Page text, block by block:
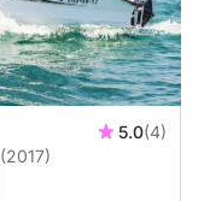
5.0(4)
(2017)